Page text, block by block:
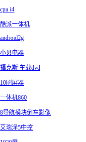
cpu i4
酷派一体机
android2g
小贝电器
福克斯 车载dvd
10刷屏器
一体机860
8导航模块倒车影像
艾瑞泽5中控